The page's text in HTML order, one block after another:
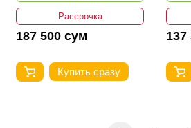
Рассрочка
187 500 сум
Купить сразу
137